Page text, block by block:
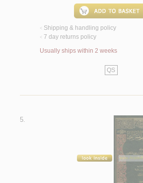
< Shipping & handling policy
< 7 day returns policy
Usually ships within 2 weeks
QS
5.